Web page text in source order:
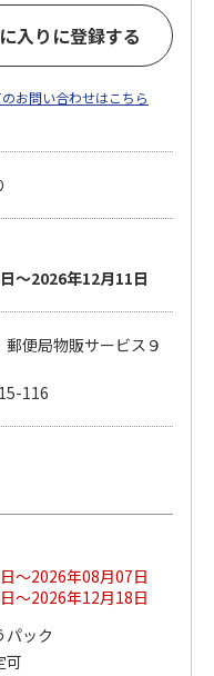
翔
53試
念 シ
谷翔平 2026 NL 3・
4月投手…
入りに登録する
お問い合わせはこちら
～2026年12月11日
便局物販サービス９
116
～2026年08月07日
～2026年12月18日
パック
可